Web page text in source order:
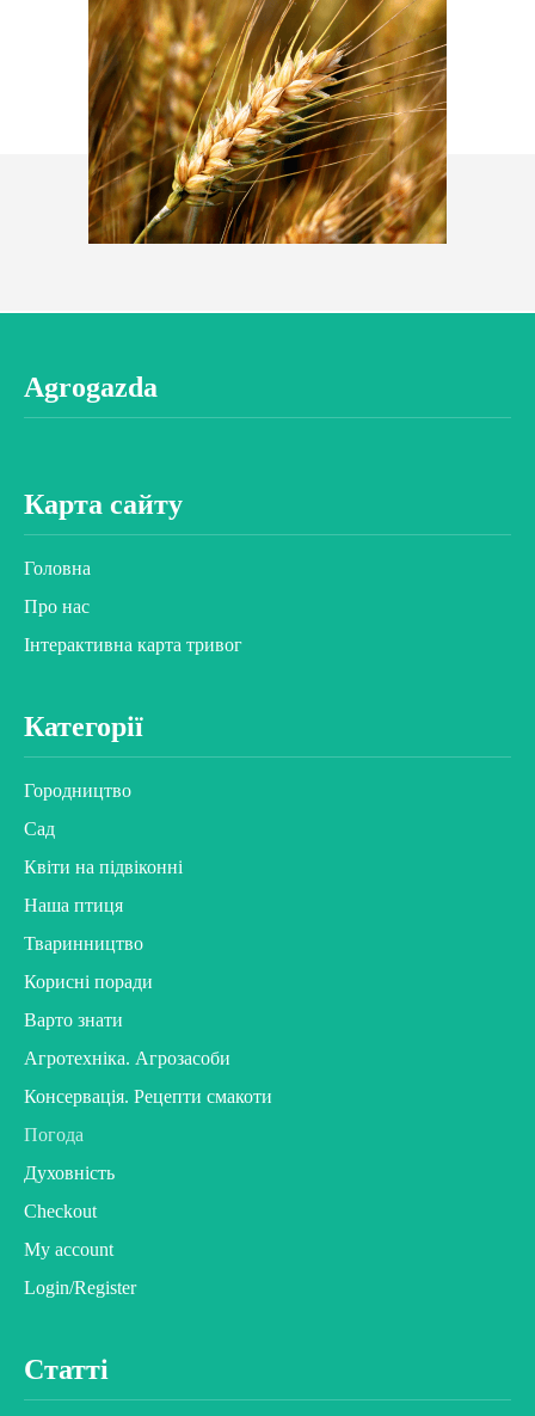
Agrogazda
Карта сайту
Головна
Про нас
Інтерактивна карта тривог
Категорії
Городництво
Сад
Квіти на підвіконні
Наша птиця
Тваринництво
Корисні поради
Варто знати
Агротехніка. Агрозасоби
Консервація. Рецепти смакоти
Погода
Духовність
Checkout
My account
Login/Register
Статті